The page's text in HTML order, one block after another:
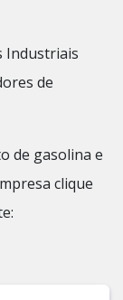
Industriais
de
de gasolina e
clique